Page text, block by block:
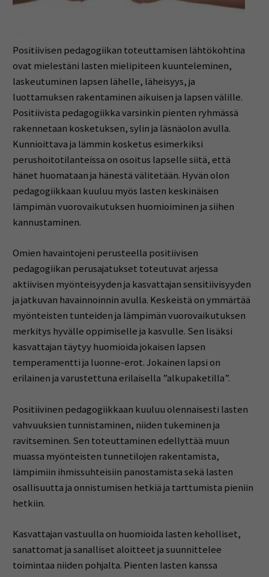
Positiivisen pedagogiikan toteuttamisen lähtökohtina
ovat mielestäni lasten mielipiteen kuunteleminen,
laskeutuminen lapsen lähelle, läheisyys, ja
luottamuksen rakentaminen aikuisen ja lapsen välille.
Positiivista pedagogiikka varsinkin pienten ryhmässä
rakennetaan kosketuksen, sylin ja läsnäolon avulla.
Kunnioittava ja lämmin kosketus esimerkiksi
perushoitotilanteissa on osoitus lapselle siitä, että
hänet huomataan ja hänestä välitetään. Hyvän olon
pedagogiikkaan kuuluu myös lasten keskinäisen
lämpimän vuorovaikutuksen huomioiminen ja siihen
kannustaminen.
Omien havaintojeni perusteella positiivisen
pedagogiikan perusajatukset toteutuvat arjessa
aktiivisen myönteisyyden ja kasvattajan sensitiivisyyden
ja jatkuvan havainnoinnin avulla. Keskeistä on ymmärtää
myönteisten tunteiden ja lämpimän vuorovaikutuksen
merkitys hyvälle oppimiselle ja kasvulle. Sen lisäksi
kasvattajan täytyy huomioida jokaisen lapsen
temperamentti ja luonne-erot. Jokainen lapsi on
erilainen ja varustettuna erilaisella ”alkupaketilla”.
Positiivinen pedagogiikkaan kuuluu olennaisesti lasten
vahvuuksien tunnistaminen, niiden tukeminen ja
ravitseminen. Sen toteuttaminen edellyttää muun
muassa myönteisten tunnetilojen rakentamista,
lämpimiin ihmissuhteisiin panostamista sekä lasten
osallisuutta ja onnistumisen hetkiä ja tarttumista pieniin
hetkiin.
Kasvattajan vastuulla on huomioida lasten keholliset,
sanattomat ja sanalliset aloitteet ja suunnittelee
toimintaa niiden pohjalta. Pienten lasten kanssa